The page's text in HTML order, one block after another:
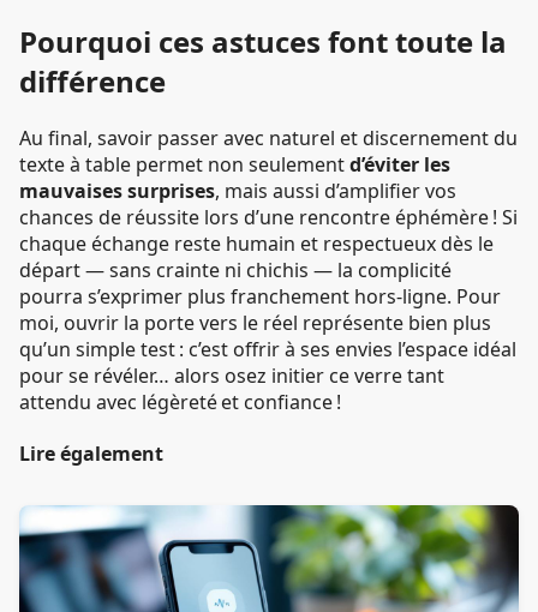
Pourquoi ces astuces font toute la
différence
Au final, savoir passer avec naturel et discernement du
texte à table permet non seulementd’éviter les
mauvaises surprises, mais aussi d’amplifier vos
chances de réussite lors d’une rencontre éphémère ! Si
chaque échange reste humain et respectueux dès le
départ — sans crainte ni chichis — la complicité
pourra s’exprimer plus franchement hors-ligne. Pour
moi, ouvrir la porte vers le réel représente bien plus
qu’un simple test : c’est offrir à ses envies l’espace idéal
pour se révéler… alors osez initier ce verre tant
attendu avec légèreté et confiance !
Lire également